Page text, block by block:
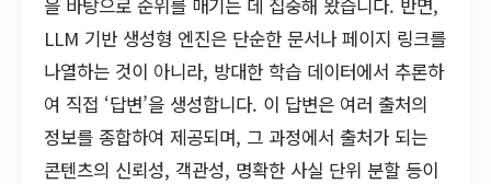
LLM 기반 생성형 엔진은 단순한 문서나 페이지 링크를
나열하는 것이 아니라, 방대한 학습 데이터에서 추론하
여 직접 ‘답변’을 생성합니다. 이 답변은 여러 출처의
정보를 종합하여 제공되며, 그 과정에서 출처가 되는
콘텐츠의 신뢰성, 객관성, 명확한 사실 단위 분할 등이